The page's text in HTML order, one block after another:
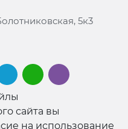
5к3
сайта вы
на использование